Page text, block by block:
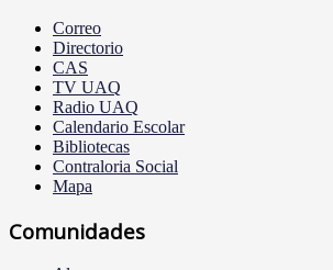
Correo
Directorio
CAS
TV UAQ
Radio UAQ
Calendario Escolar
Bibliotecas
Contraloria Social
Mapa
Comunidades